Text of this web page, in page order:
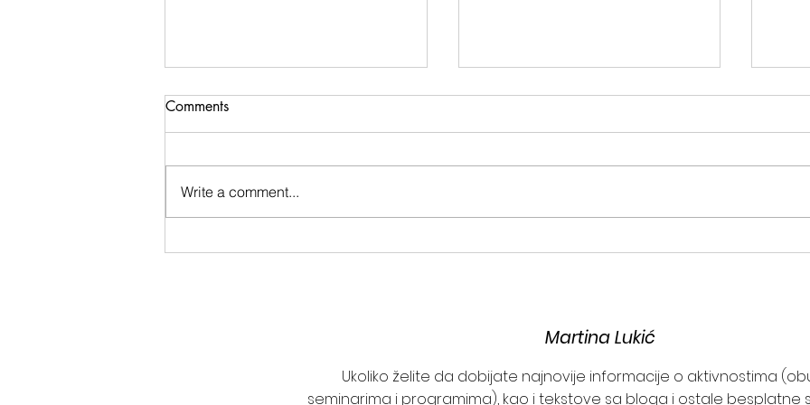
Comments
Write a comment...
Martina Lukić
Ukoliko želite da dobijate najnovije informacije o aktivnostima
seminarima i programima), kao i tekstove sa bloga i ostale besplatne